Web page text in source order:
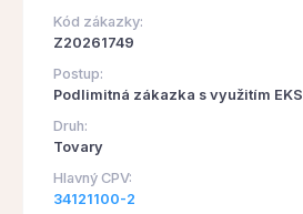
Kód zákazky:
Z20261749
Postup:
Podlimitná zákazka s využitím EKS
Druh:
Tovary
Hlavný CPV:
34121100-2